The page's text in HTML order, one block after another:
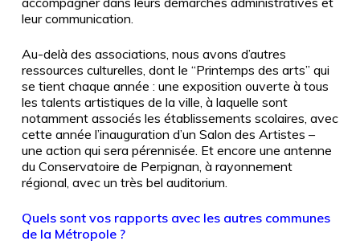
leur communication.
Au-delà des associations, nous avons d’autres
ressources culturelles, dont le “Printemps des arts” qui
se tient chaque année : une exposition ouverte à tous
les talents artistiques de la ville, à laquelle sont
notamment associés les établissements scolaires, avec
cette année l’inauguration d’un Salon des Artistes –
une action qui sera pérennisée. Et encore une antenne
du Conservatoire de Perpignan, à rayonnement
régional, avec un très bel auditorium.
Quels sont vos rapports avec les autres communes
de la Métropole ?